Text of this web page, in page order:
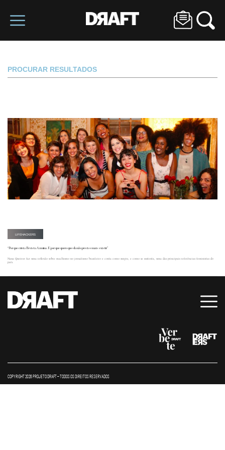
PROCURAR RESULTADOS
LIFEHACKERS
“Por que criei a Revista Azmina. E por que quero que ela não precise mais existir”
Nana Queiroz faz uma reflexão sobre machismo no jornalismo brasileiro e conta como surgiu, e como se sustenta, uma das principais referências feministas do
país.
COPYRIGHT 2026 PROJETO DRAFT – TODOS OS DIREITOS RESERVADOS